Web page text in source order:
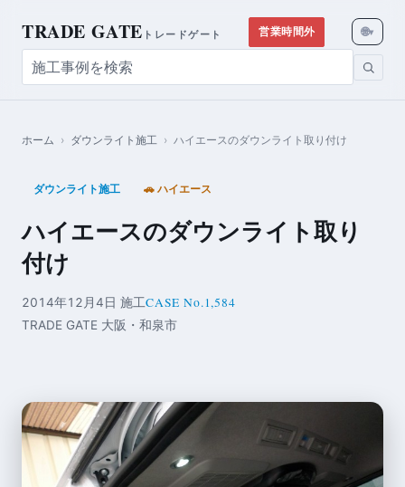
TRADE GATE トレードゲート 営業時間外 🌐▾
ホーム › ダウンライト施工 › ハイエースのダウンライト取り付け
ダウンライト施工 🚗 ハイエース
ハイエースのダウンライト取り
付け
2014年12月4日 施工CASE No.1,584
TRADE GATE 大阪・和泉市